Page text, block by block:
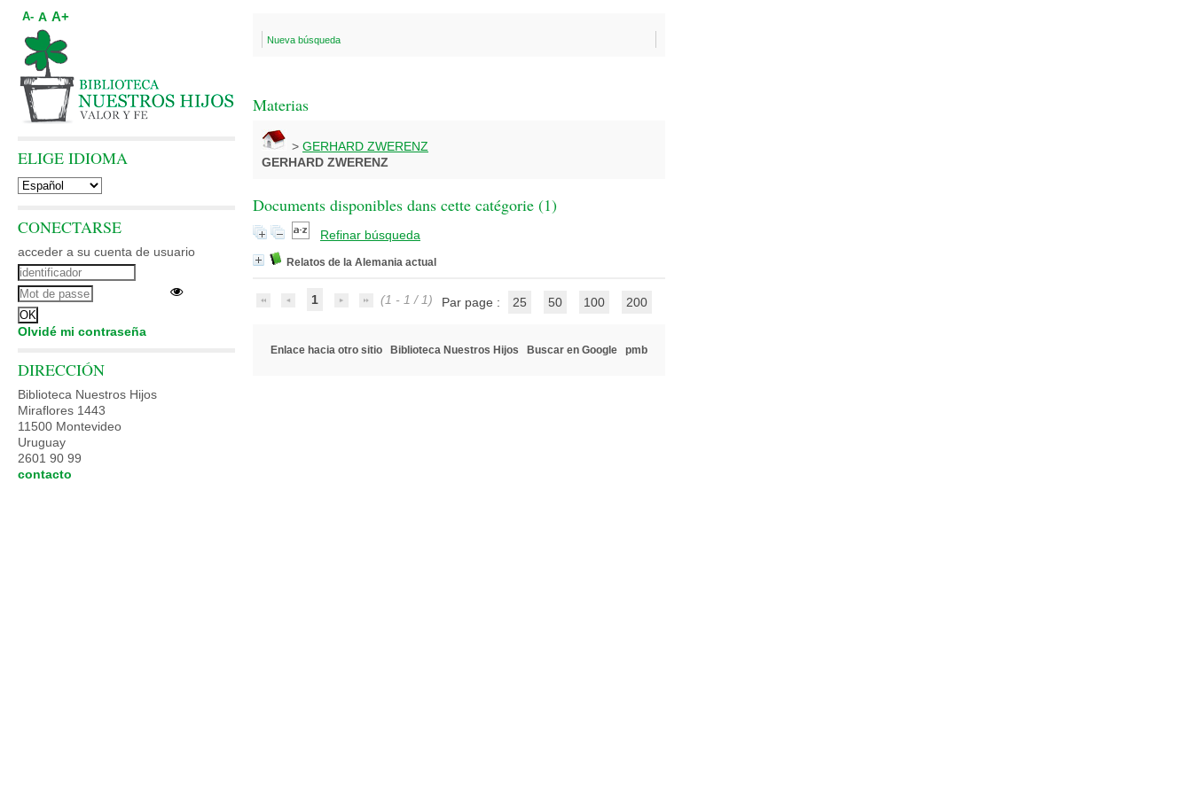
Nueva búsqueda
Materias
> GERHARD ZWERENZ
GERHARD ZWERENZ
Documents disponibles dans cette catégorie (1)
Refinar búsqueda
Relatos de la Alemania actual
1 (1 - 1 / 1) Par page : 25 50 100 200
Enlace hacia otro sitio Biblioteca Nuestros Hijos Buscar en Google pmb
A- A A+
ELIGE IDIOMA
CONECTARSE
acceder a su cuenta de usuario
Olvidé mi contraseña
DIRECCIÓN
Biblioteca Nuestros Hijos
Miraflores 1443
11500 Montevideo
Uruguay
2601 90 99
contacto